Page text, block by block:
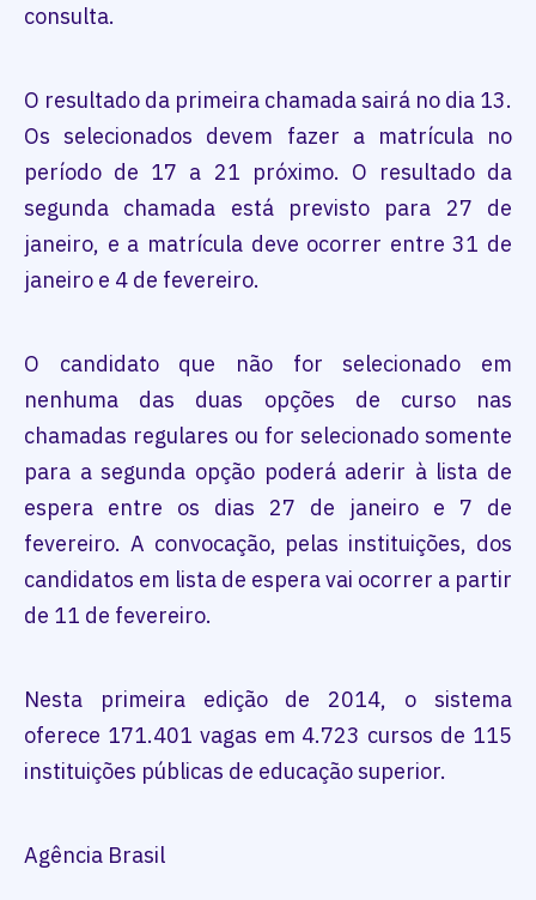
consulta.
O resultado da primeira chamada sairá no dia 13.
Os selecionados devem fazer a matrícula no
período de 17 a 21 próximo. O resultado da
segunda chamada está previsto para 27 de
janeiro, e a matrícula deve ocorrer entre 31 de
janeiro e 4 de fevereiro.
O candidato que não for selecionado em
nenhuma das duas opções de curso nas
chamadas regulares ou for selecionado somente
para a segunda opção poderá aderir à lista de
espera entre os dias 27 de janeiro e 7 de
fevereiro. A convocação, pelas instituições, dos
candidatos em lista de espera vai ocorrer a partir
de 11 de fevereiro.
Nesta primeira edição de 2014, o sistema
oferece 171.401 vagas em 4.723 cursos de 115
instituições públicas de educação superior.
Agência Brasil